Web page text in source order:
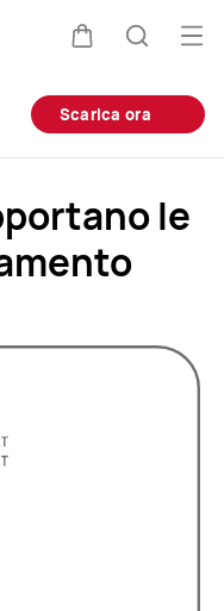
Apri
il
Scarica ora
le